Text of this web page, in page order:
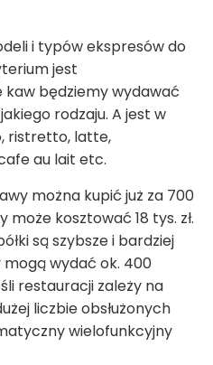
i typów ekspresów do
jest
kaw będziemy wydawać
rodzaju. A jest w
ristretto, latte,
au lait etc.
można kupić już za 700
może kosztować 18 tys. zł.
są szybsze i bardziej
mogą wydać ok. 400
restauracji zależy na
liczbie obsłużonych
wielofunkcyjny